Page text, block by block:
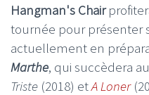
Hangman's Chair
tournée pour présenter
actuellement en
Marthe, qui succèdera
Triste (2018) etA Loner